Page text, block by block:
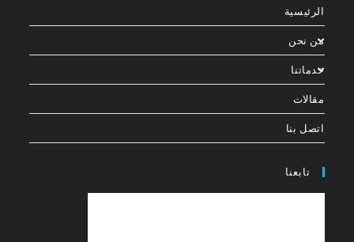
الرئيسية
من نحن
خدماتنا
مقالات
اتصل بنا
تابعنا